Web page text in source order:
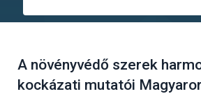
A növényvédő szerek
kockázati mutatói